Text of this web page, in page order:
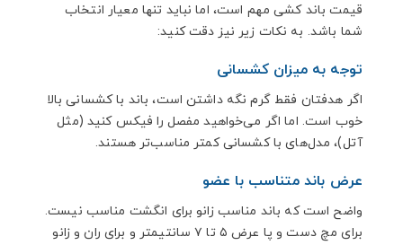
قیمت باند کشی مهم است، اما نباید تنها معیار انتخاب
شما باشد. به نکات زیر نیز دقت کنید:
توجه به میزان کشسانی
اگر هدفتان فقط گرم نگه داشتن است، باند با کشسانی بالا
خوب است. اما اگر می‌خواهید مفصل را فیکس کنید (مثل
آتل)، مدل‌های با کشسانی کمتر مناسب‌تر هستند.
عرض باند متناسب با عضو
واضح است که باند مناسب زانو برای انگشت مناسب نیست.
برای مچ دست و پا عرض ۵ تا ۷ سانتیمتر و برای ران و زانو